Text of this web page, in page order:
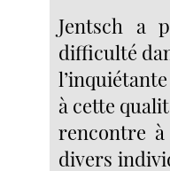
Jentsch a
difficulté
à cette
rencontre
divers